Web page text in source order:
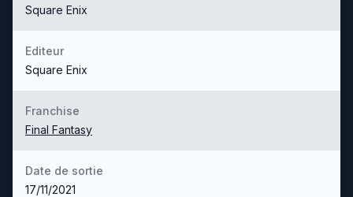
Square Enix
Editeur
Square Enix
Franchise
Final Fantasy
Date de sortie
17/11/2021